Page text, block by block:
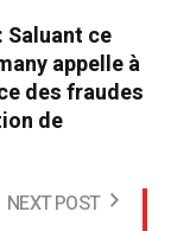
Saluant ce
appelle à
des fraudes
de
NEXT POST